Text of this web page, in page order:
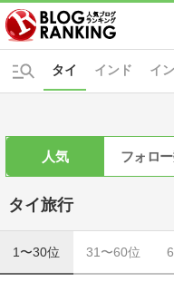
インド イ
タイ
人気 フォロ
タイ旅行
1〜30位 31〜60位